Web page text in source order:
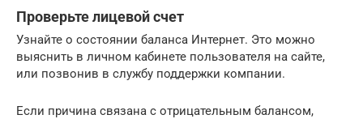
Проверьте лицевой счет
Узнайте о состоянии баланса Интернет. Это можно
выяснить в личном кабинете пользователя на сайте,
или позвонив в службу поддержки компании.
Если причина связана с отрицательным балансом,